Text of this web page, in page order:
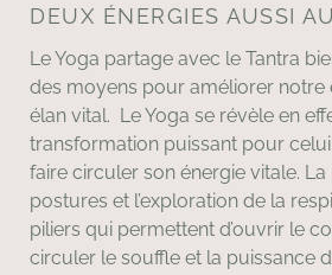
DEUX ÉNERGIES AUSSI
Le Yoga partage avec le Tantra
des moyens pour améliorer notre
élan vital. Le Yoga se révèle en
transformation puissant pour
faire circuler son énergie vitale.
postures et l’exploration de la
piliers qui permettent d’ouvrir le
circuler le souffle et la puissance